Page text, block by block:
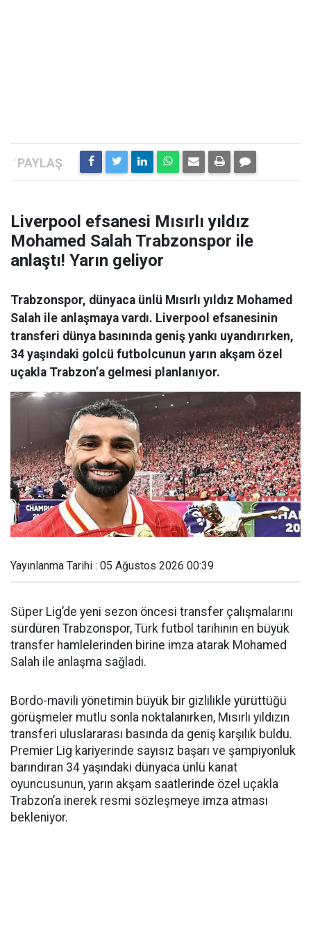
Liverpool efsanesi Mısırlı yıldız
Mohamed Salah Trabzonspor ile
anlaştı! Yarın geliyor
Trabzonspor, dünyaca ünlü Mısırlı yıldız Mohamed
Salah ile anlaşmaya vardı. Liverpool efsanesinin
transferi dünya basınında geniş yankı uyandırırken,
34 yaşındaki golcü futbolcunun yarın akşam özel
uçakla Trabzon’a gelmesi planlanıyor.
Yayınlanma Tarihi : 05 Ağustos 2026 00:39
Süper Lig’de yeni sezon öncesi transfer çalışmalarını
sürdüren Trabzonspor, Türk futbol tarihinin en büyük
transfer hamlelerinden birine imza atarak Mohamed
Salah ile anlaşma sağladı.
Bordo-mavili yönetimin büyük bir gizlilikle yürüttüğü
görüşmeler mutlu sonla noktalanırken, Mısırlı yıldızın
transferi uluslararası basında da geniş karşılık buldu.
Premier Lig kariyerinde sayısız başarı ve şampiyonluk
barındıran 34 yaşındaki dünyaca ünlü kanat
oyuncusunun, yarın akşam saatlerinde özel uçakla
Trabzon’a inerek resmi sözleşmeye imza atması
bekleniyor.